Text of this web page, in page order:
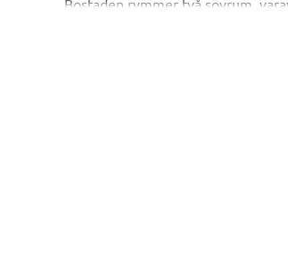
Det stilrena köket ligger i vinkel
skapar en social och inbjudande